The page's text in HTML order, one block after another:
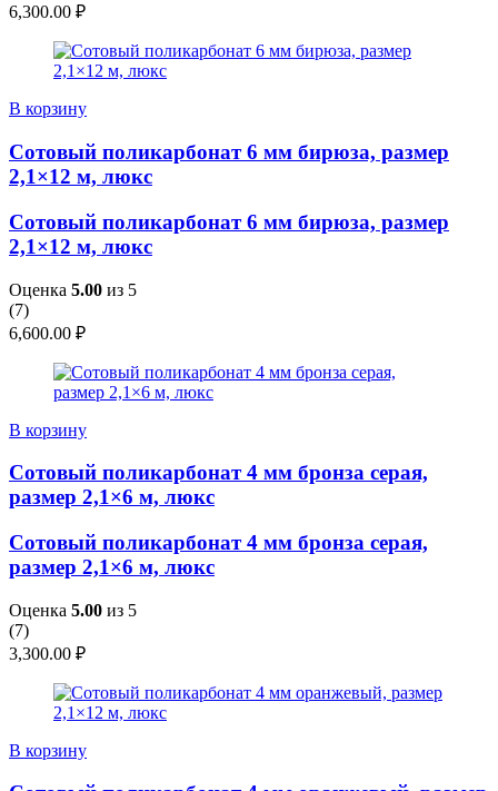
6,300.00 ₽
В корзину
Сотовый поликарбонат 6 мм бирюза, размер
2,1×12 м, люкс
Сотовый поликарбонат 6 мм бирюза, размер
2,1×12 м, люкс
Оценка 5.00 из 5
(7)
6,600.00 ₽
В корзину
Сотовый поликарбонат 4 мм бронза серая,
размер 2,1×6 м, люкс
Сотовый поликарбонат 4 мм бронза серая,
размер 2,1×6 м, люкс
Оценка 5.00 из 5
(7)
3,300.00 ₽
В корзину